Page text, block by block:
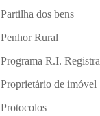
Partilha dos bens
Penhor Rural
Programa R.I. Registra
Proprietário de imóvel
Protocolos